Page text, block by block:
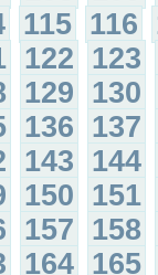
115 116
122 123
129 130
136 137
143 144
150 151
157 158
164 165